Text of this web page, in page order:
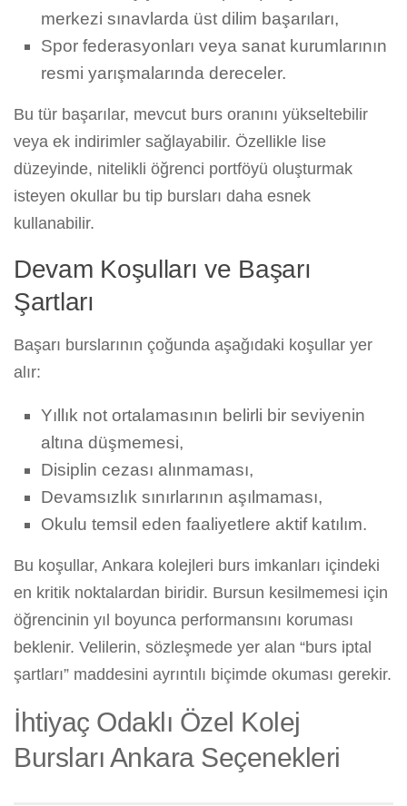
merkezi sınavlarda üst dilim başarıları,
Spor federasyonları veya sanat kurumlarının
resmi yarışmalarında dereceler.
Bu tür başarılar, mevcut burs oranını yükseltebilir
veya ek indirimler sağlayabilir. Özellikle lise
düzeyinde, nitelikli öğrenci portföyü oluşturmak
isteyen okullar bu tip bursları daha esnek
kullanabilir.
Devam Koşulları ve Başarı
Şartları
Başarı burslarının çoğunda aşağıdaki koşullar yer
alır:
Yıllık not ortalamasının belirli bir seviyenin
altına düşmemesi,
Disiplin cezası alınmaması,
Devamsızlık sınırlarının aşılmaması,
Okulu temsil eden faaliyetlere aktif katılım.
Bu koşullar, Ankara kolejleri burs imkanları içindeki
en kritik noktalardan biridir. Bursun kesilmemesi için
öğrencinin yıl boyunca performansını koruması
beklenir. Velilerin, sözleşmede yer alan “burs iptal
şartları” maddesini ayrıntılı biçimde okuması gerekir.
İhtiyaç Odaklı Özel Kolej
Bursları Ankara Seçenekleri